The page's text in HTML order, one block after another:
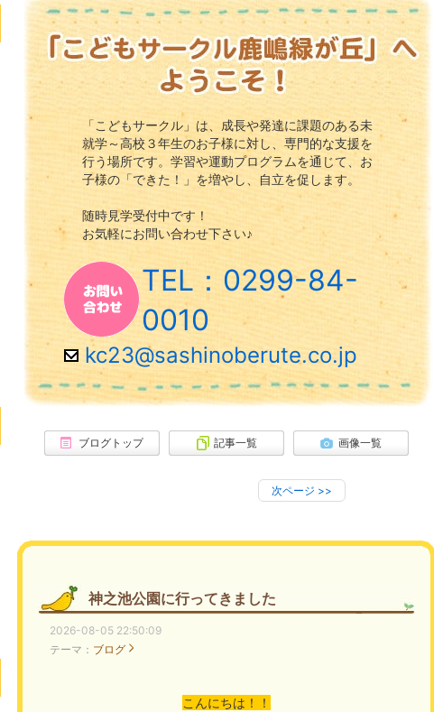
「こどもサークル」は、成長や発達に課題のある未
就学～高校３年生のお子様に対し、専門的な支援を
行う場所です。学習や運動プログラムを通じて、お
子様の「できた！」を増やし、自立を促します。
随時見学受付中です！
お気軽にお問い合わせ下さい♪
TEL：0299-84-
0010
kc23@sashinoberute.co.jp
ブログトップ 記事一覧 画像一覧
次ページ >>
神之池公園に行ってきました
2026-08-05 22:50:09
テーマ： ブログ
こんにちは！！